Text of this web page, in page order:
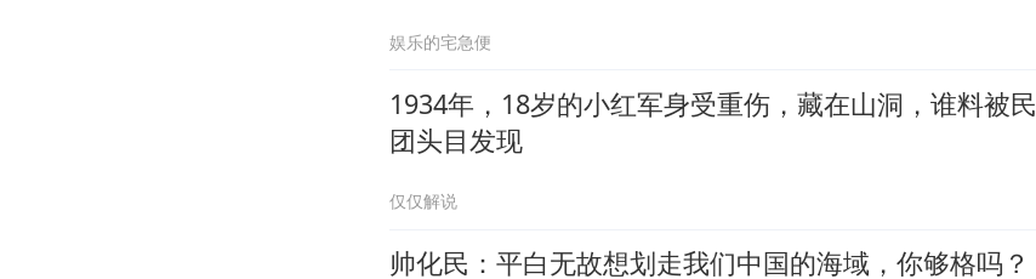
娱乐的宅急便
1934年，18岁的小红军身受重伤，藏在山洞，谁料被民
团头目发现
仅仅解说
帅化民：平白无故想划走我们中国的海域，你够格吗？